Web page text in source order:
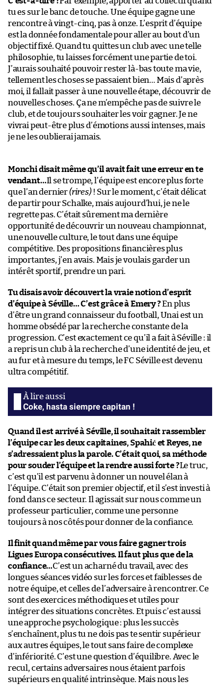
tu es sur le banc de touche. Une équipe gagne une
rencontre à vingt-cinq, pas à onze. L’esprit d’équipe
est la donnée fondamentale pour aller au bout d’un
objectif fixé. Quand tu quittes un club avec une telle
philosophie, tu laisses forcément une partie de toi.
J’aurais souhaité pouvoir rester là-bas toute ma vie,
tellement les choses se passaient bien… Mais d’après
moi, il fallait passer à une nouvelle étape, découvrir de
nouvelles choses. Ça ne m’empêche pas de suivre le
club, et de toujours souhaiter les voir gagner. Je ne
vivrai peut-être plus d’émotions aussi intenses, mais
je ne les oublierai jamais.
Monchi disait même qu’il avait fait une erreur en te
vendant…Il se trompe, l’équipe est encore plus forte
que l’an dernier(rires)! Sur le moment, c’était délicat
de partir pour Schalke, mais aujourd’hui, je ne le
regrette pas. C’était sûrement ma dernière
opportunité de découvrir un nouveau championnat,
une nouvelle culture, le tout dans une équipe
compétitive. Des propositions financières plus
importantes, j’en avais. Mais je voulais garder un
intérêt sportif, prendre un pari.
Tu disais avoir découvert la vraie notion d’esprit
d’équipe à Séville… C’est grâce à Emery ?En plus
d’être un grand connaisseur du football, Unai est un
homme obsédé par la recherche constante de la
progression. C’est exactement ce qu’il a fait à Séville : il
a repris un club à la recherche d’une identité de jeu, et
au fur et à mesure du temps, le FC Séville est devenu
ultra compétitif.
Coke, hasta siempre capitan !
Quand il est arrivé à Séville, il souhaitait rassembler
l’équipe car les deux capitaines, Spahić et Reyes, ne
s’adressaient plus la parole. C’était quoi, sa méthode
pour souder l’équipe et la rendre aussi forte ?Le truc,
c’est qu’il est parvenu à donner un nouvel élan à
l’équipe. C’était son premier objectif, et il s’est investi à
fond dans ce secteur. Il agissait sur nous comme un
professeur particulier, comme une personne
toujours à nos côtés pour donner de la confiance.
Il finit quand même par vous faire gagner trois
Ligues Europa consécutives. Il faut plus que de la
confiance…C’est un acharné du travail, avec des
longues séances vidéo sur les forces et faiblesses de
notre équipe, et celles de l’adversaire à rencontrer. Ce
sont des exercices méthodiques et utiles pour
intégrer des situations concrètes. Et puis c’est aussi
une approche psychologique : plus les succès
s’enchaînent, plus tu ne dois pas te sentir supérieur
aux autres équipes, le tout sans faire de complexe
d’infériorité. C’est une question d’équilibre. Avec le
recul, certains adversaires nous étaient parfois
supérieurs en qualité intrinsèque. Mais nous les